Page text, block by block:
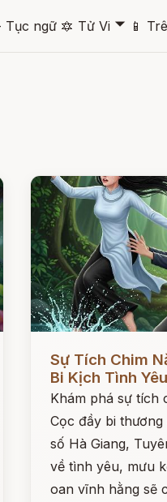
Tục ngữ 🔯 Tử Vi 🞃 📱
Sự Tích Chim
Bi Kịch Tình
Khám phá sự tích
Cọc đầy bi
số Hà Giang,
về tình yêu, mưu
oan vĩnh hằng sẽ